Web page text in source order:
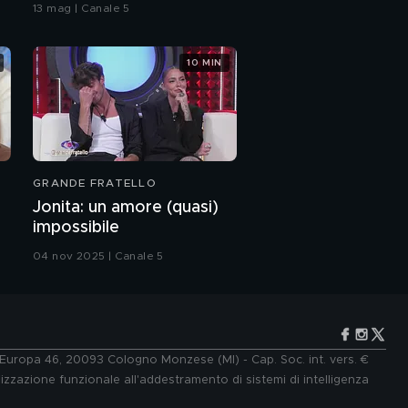
Fiordaliso: l'intervista
integrale
Paola Perego: "Sono
innamorata dei miei
nipotini Pietro e Alice"
amore per Lucio
scene musicali
13 mag | Canale 5
GRANDE FRATELLO
Jonita: un amore (quasi)
impossibile
04 nov 2025 | Canale 5
10 MIN
46, 20093 Cologno Monzese (MI) - Cap. Soc. int. vers. €
funzionale all'addestramento di sistemi di intelligenza